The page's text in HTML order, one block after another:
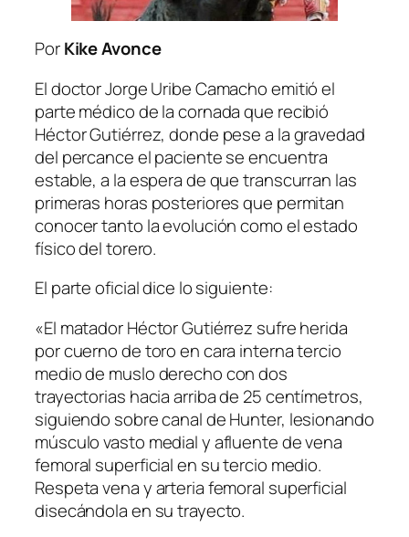
PorKike Avonce
El doctor Jorge Uribe Camacho emitió el
parte médico de la cornada que recibió
Héctor Gutiérrez, donde pese a la gravedad
del percance el paciente se encuentra
estable, a la espera de que transcurran las
primeras horas posteriores que permitan
conocer tanto la evolución como el estado
físico del torero.
El parte oficial dice lo siguiente:
«El matador Héctor Gutiérrez sufre herida
por cuerno de toro en cara interna tercio
medio de muslo derecho con dos
trayectorias hacia arriba de 25 centímetros,
siguiendo sobre canal de Hunter, lesionando
músculo vasto medial y afluente de vena
femoral superficial en su tercio medio.
Respeta vena y arteria femoral superficial
disecándola en su trayecto.